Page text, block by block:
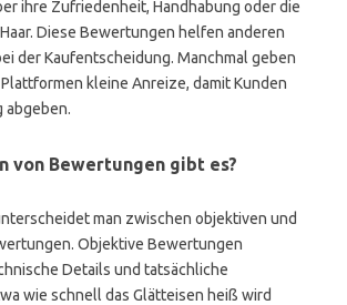
ihre Zufriedenheit, Handhabung oder die
Diese Bewertungen helfen anderen
der Kaufentscheidung. Manchmal geben
kleine Anreize, damit Kunden
abgeben.
von Bewertungen gibt es?
man zwischen objektiven und
Objektive Bewertungen
Details und tatsächliche
wie schnell das Glätteisen heiß wird